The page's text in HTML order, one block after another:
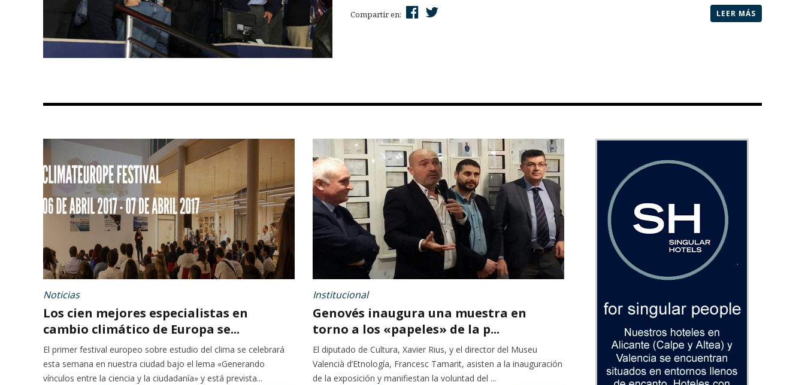
Compartir en: LEER MÁS
Noticias
Los cien mejores especialistas en
cambio climático de Europa se...
El primer festival europeo sobre estudio del clima se celebrará
esta semana en nuestra ciudad bajo el lema «Generando
vínculos entre la ciencia y la ciudadanía» y está prevista...
Institucional
Genovés inaugura una muestra en
torno a los «papeles» de la p...
El diputado de Cultura, Xavier Rius, y el director del Museu
Valencià d’Etnología, Francesc Tamarit, asisten a la inauguración
de la exposición y manifiestan la voluntad del ...